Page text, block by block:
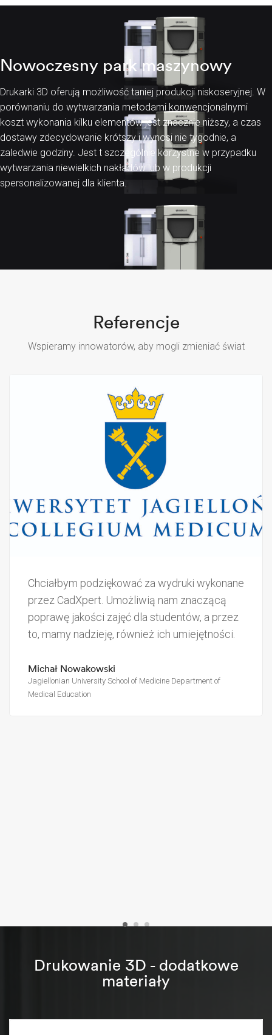
Nowoczesny park maszynowy
Drukarki 3D oferują możliwość taniej produkcji niskoseryjnej. W
porównaniu do wytwarzania metodami konwencjonalnymi
koszt wykonania kilku elementów jest znacznie niższy, a czas
dostawy zdecydowanie krótszy i wynosi nie tygodnie, a
zaledwie godziny. Jest t szczególnie korzystne w przypadku
wytwarzania niewielkich nakładów lub w produkcji
spersonalizowanej dla klienta.
Referencje
Wspieramy innowatorów, aby mogli zmieniać świat
Chciałbym podziękować za wydruki wykonane
przez CadXpert. Umożliwią nam znaczącą
poprawę jakości zajęć dla studentów, a przez
to, mamy nadzieję, również ich umiejętności.
Michał Nowakowski
Jagiellonian University School of Medicine Department of
Medical Education
Drukowanie 3D - dodatkowe
materiały